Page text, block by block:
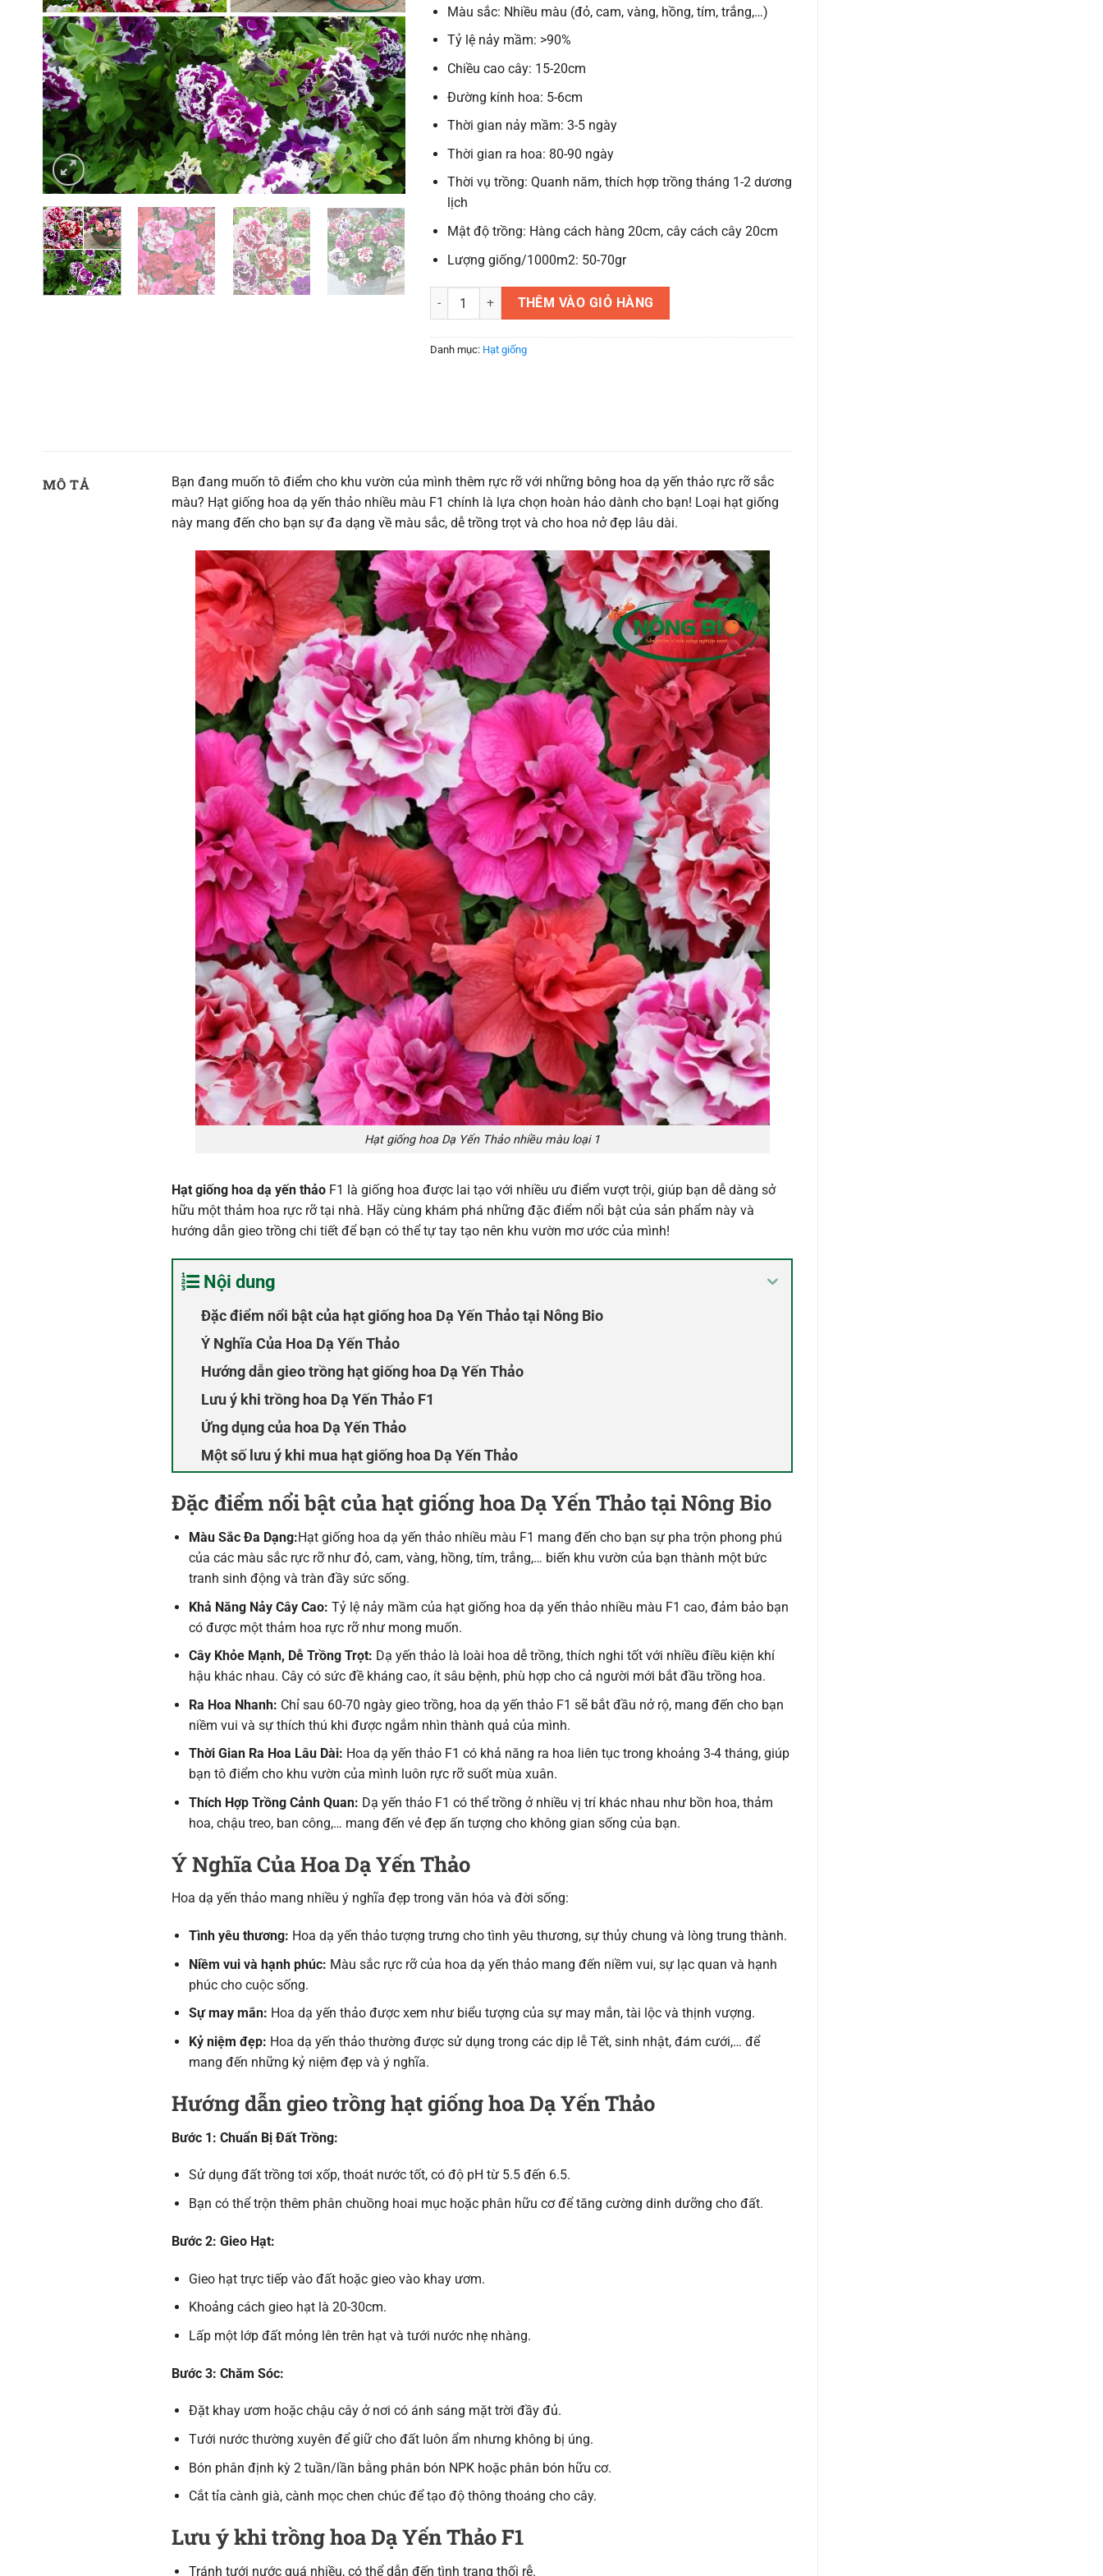
Màu sắc: Nhiều màu (đỏ, cam, vàng, hồng, tím, trắng,…)
Tỷ lệ nảy mầm: >90%
Chiều cao cây: 15-20cm
Đường kính hoa: 5-6cm
Thời gian nảy mầm: 3-5 ngày
Thời gian ra hoa: 80-90 ngày
Thời vụ trồng: Quanh năm, thích hợp trồng tháng 1-2 dương
lịch
Mật độ trồng: Hàng cách hàng 20cm, cây cách cây 20cm
Lượng giống/1000m2: 50-70gr
Hạt giống hoa Dạ Yến Thảo nhiều màu F1 số lượng
THÊM VÀO GIỎ HÀNG
Danh mục: Hạt giống
MÔ TẢ
Bạn đang muốn tô điểm cho khu vườn của mình thêm rực rỡ với những bông hoa dạ yến thảo rực rỡ sắc
màu? Hạt giống hoa dạ yến thảo nhiều màu F1 chính là lựa chọn hoàn hảo dành cho bạn! Loại hạt giống
này mang đến cho bạn sự đa dạng về màu sắc, dễ trồng trọt và cho hoa nở đẹp lâu dài.
Hạt giống hoa Dạ Yến Thảo nhiều màu loại 1
Hạt giống hoa dạ yến thảo F1 là giống hoa được lai tạo với nhiều ưu điểm vượt trội, giúp bạn dễ dàng sở
hữu một thảm hoa rực rỡ tại nhà. Hãy cùng khám phá những đặc điểm nổi bật của sản phẩm này và
hướng dẫn gieo trồng chi tiết để bạn có thể tự tay tạo nên khu vườn mơ ước của mình!
Nội dung
Đặc điểm nổi bật của hạt giống hoa Dạ Yến Thảo tại Nông Bio
Ý Nghĩa Của Hoa Dạ Yến Thảo
Hướng dẫn gieo trồng hạt giống hoa Dạ Yến Thảo
Lưu ý khi trồng hoa Dạ Yến Thảo F1
Ứng dụng của hoa Dạ Yến Thảo
Một số lưu ý khi mua hạt giống hoa Dạ Yến Thảo
Đặc điểm nổi bật của hạt giống hoa Dạ Yến Thảo tại Nông Bio
Màu Sắc Đa Dạng:Hạt giống hoa dạ yến thảo nhiều màu F1 mang đến cho bạn sự pha trộn phong phú
của các màu sắc rực rỡ như đỏ, cam, vàng, hồng, tím, trắng,… biến khu vườn của bạn thành một bức
tranh sinh động và tràn đầy sức sống.
Khả Năng Nảy Cây Cao: Tỷ lệ nảy mầm của hạt giống hoa dạ yến thảo nhiều màu F1 cao, đảm bảo bạn
có được một thảm hoa rực rỡ như mong muốn.
Cây Khỏe Mạnh, Dễ Trồng Trọt: Dạ yến thảo là loài hoa dễ trồng, thích nghi tốt với nhiều điều kiện khí
hậu khác nhau. Cây có sức đề kháng cao, ít sâu bệnh, phù hợp cho cả người mới bắt đầu trồng hoa.
Ra Hoa Nhanh: Chỉ sau 60-70 ngày gieo trồng, hoa dạ yến thảo F1 sẽ bắt đầu nở rộ, mang đến cho bạn
niềm vui và sự thích thú khi được ngắm nhìn thành quả của mình.
Thời Gian Ra Hoa Lâu Dài: Hoa dạ yến thảo F1 có khả năng ra hoa liên tục trong khoảng 3-4 tháng, giúp
bạn tô điểm cho khu vườn của mình luôn rực rỡ suốt mùa xuân.
Thích Hợp Trồng Cảnh Quan: Dạ yến thảo F1 có thể trồng ở nhiều vị trí khác nhau như bồn hoa, thảm
hoa, chậu treo, ban công,… mang đến vẻ đẹp ấn tượng cho không gian sống của bạn.
Ý Nghĩa Của Hoa Dạ Yến Thảo
Hoa dạ yến thảo mang nhiều ý nghĩa đẹp trong văn hóa và đời sống:
Tình yêu thương: Hoa dạ yến thảo tượng trưng cho tình yêu thương, sự thủy chung và lòng trung thành.
Niềm vui và hạnh phúc: Màu sắc rực rỡ của hoa dạ yến thảo mang đến niềm vui, sự lạc quan và hạnh
phúc cho cuộc sống.
Sự may mắn: Hoa dạ yến thảo được xem như biểu tượng của sự may mắn, tài lộc và thịnh vượng.
Kỷ niệm đẹp: Hoa dạ yến thảo thường được sử dụng trong các dịp lễ Tết, sinh nhật, đám cưới,… để
mang đến những kỷ niệm đẹp và ý nghĩa.
Hướng dẫn gieo trồng hạt giống hoa Dạ Yến Thảo
Bước 1: Chuẩn Bị Đất Trồng:
Sử dụng đất trồng tơi xốp, thoát nước tốt, có độ pH từ 5.5 đến 6.5.
Bạn có thể trộn thêm phân chuồng hoai mục hoặc phân hữu cơ để tăng cường dinh dưỡng cho đất.
Bước 2: Gieo Hạt:
Gieo hạt trực tiếp vào đất hoặc gieo vào khay ươm.
Khoảng cách gieo hạt là 20-30cm.
Lấp một lớp đất mỏng lên trên hạt và tưới nước nhẹ nhàng.
Bước 3: Chăm Sóc:
Đặt khay ươm hoặc chậu cây ở nơi có ánh sáng mặt trời đầy đủ.
Tưới nước thường xuyên để giữ cho đất luôn ẩm nhưng không bị úng.
Bón phân định kỳ 2 tuần/lần bằng phân bón NPK hoặc phân bón hữu cơ.
Cắt tỉa cành già, cành mọc chen chúc để tạo độ thông thoáng cho cây.
Lưu ý khi trồng hoa Dạ Yến Thảo F1
Tránh tưới nước quá nhiều, có thể dẫn đến tình trạng thối rễ.